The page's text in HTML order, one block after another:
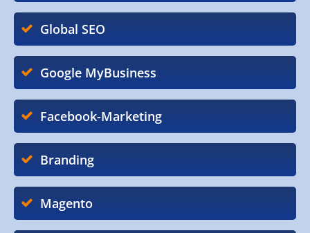
Global SEO
Google MyBusiness
Facebook-Marketing
Branding
Magento